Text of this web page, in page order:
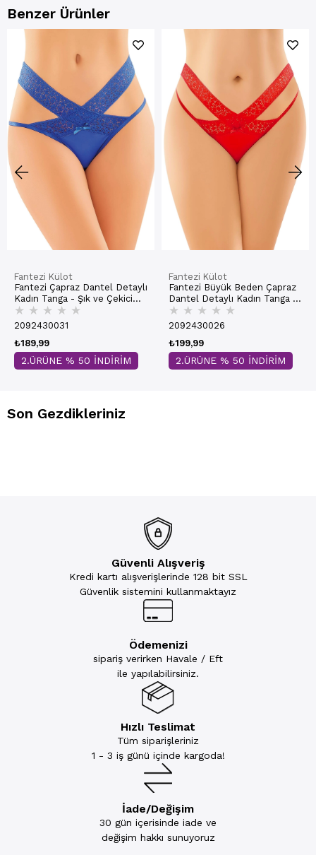
Benzer Ürünler
Fantezi Külot
Fantezi Çapraz Dantel Detaylı
Kadın Tanga - Şık ve Çekici
Tasarım | 9153-2
★ ★ ★ ★ ★
2092430031
₺189,99
2.ÜRÜNE % 50 İNDİRİM
Fantezi Külot
Fantezi Büyük Beden Çapraz
Dantel Detaylı Kadın Tanga -
Şık ve Rahat Tasarım | 9154-1
★ ★ ★ ★ ★
2092430026
₺199,99
2.ÜRÜNE % 50 İNDİRİM
Son Gezdikleriniz
Güvenli Alışveriş
Kredi kartı alışverişlerinde 128 bit SSL
Güvenlik sistemini kullanmaktayız
Ödemenizi
sipariş verirken Havale / Eft
ile yapılabilirsiniz.
Hızlı Teslimat
Tüm siparişleriniz
1 - 3 iş günü içinde kargoda!
İade/Değişim
30 gün içerisinde iade ve
değişim hakkı sunuyoruz